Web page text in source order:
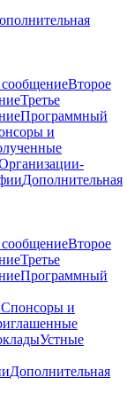
Второе
Третье
Программный
и
Дополнительная
Второе
Третье
Программный
Спонсоры и
Устные
Дополнительная